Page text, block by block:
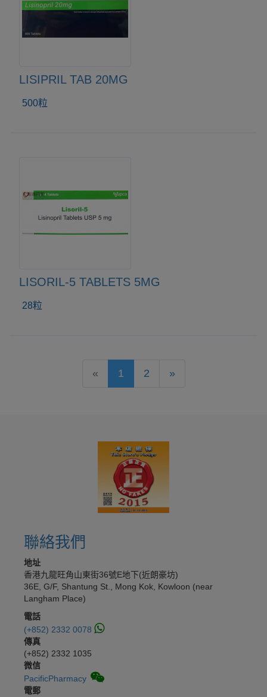
LISIPRIL TAB 20MG
500粒
LISORIL-5 TABLETS 5MG
28粒
« 1 2 »
聯絡我們
地址
香港九龍旺角山東街36號E地下(近朗豪坊)
36E, G/F, Shantung St., Mong Kok, Kowloon (near
Langham Place)
電話
(+852) 2332 0078
傳真
(+852) 2332 1035
微信
PacificPharmacy
電郵